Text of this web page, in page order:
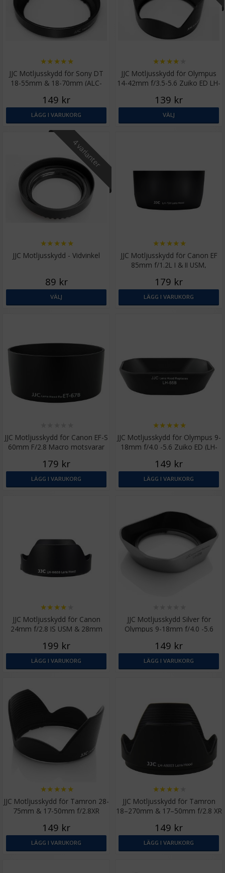
JJC Motljusskydd för Sony DT
18-55mm & 18-70mm (ALC-
★★★★★
149 kr
LÄGG I VARUKORG
JJC Motljusskydd för Olympus
14-42mm f/3.5-5.6 Zuiko ED LH-
★★★★
139 kr
VÄLJ
4 varianter
JJC Motljusskydd - Vidvinkel
★★★★★
89 kr
VÄLJ
JJC Motljusskydd för Canon EF
85mm f/1.2L I & II USM,
★★★★★
179 kr
LÄGG I VARUKORG
JJC Motljusskydd för Canon EF-S
60mm F/2.8 Macro motsvarar
179 kr
LÄGG I VARUKORG
JJC Motljusskydd för Olympus 9-
18mm f/4.0 -5.6 Zuiko ED (LH-
★★★★★
149 kr
LÄGG I VARUKORG
JJC Motljusskydd för Canon
24mm f/2.8 IS USM & 28mm
★★★★
199 kr
LÄGG I VARUKORG
JJC Motljusskydd Silver för
Olympus 9-18mm f/4.0 -5.6
149 kr
LÄGG I VARUKORG
JJC Motljusskydd för Tamron 28-
75mm & 17-50mm f/2.8XR
★★★★★
149 kr
LÄGG I VARUKORG
JJC Motljusskydd för Tamron
18–270mm & 17–50mm f/2.8 XR
★★★★
149 kr
LÄGG I VARUKORG